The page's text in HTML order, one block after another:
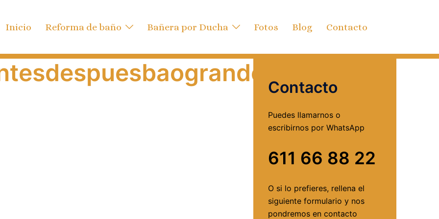
Inicio Reforma de baño Bañera por Ducha Fotos Blog Contacto
Contacto
Puedes llamarnos o
escribirnos por WhatsApp
611 66 88 22
O si lo prefieres, rellena el
siguiente formulario y nos
pondremos en contacto